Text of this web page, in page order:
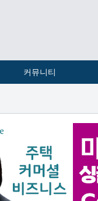
커뮤니티